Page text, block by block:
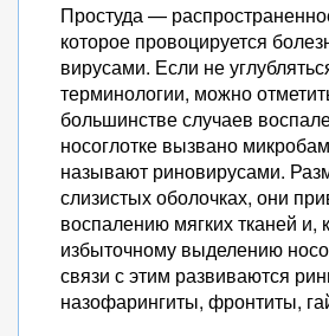
Простуда —
которое провоцируется
вирусами. Если не
терминологии, можно
большинстве случаев
носоглотке вызвано
называют риновирусами.
слизистых оболочках, они
воспалению мягких тканей и,
избыточному выделению
связи с этим развиваются
назофарингиты, фронтиты,